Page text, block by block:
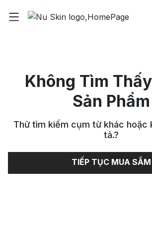
Không Tìm
Sản Phẩm
Thử tìm kiếm cụm từ khác hoặc
tả.?
TIẾP TỤC MUA SẮM